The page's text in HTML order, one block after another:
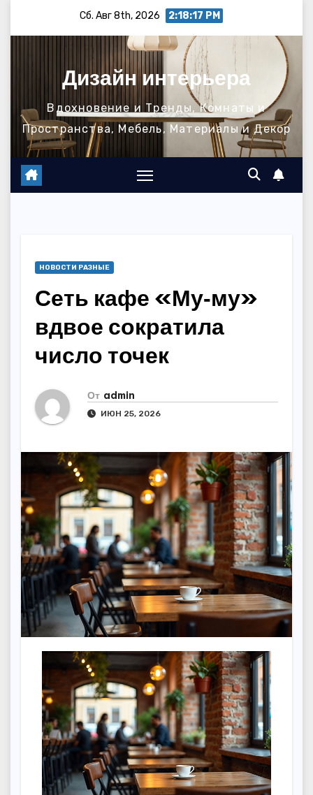
Сб. Авг 8th, 2026 2:18:18 PM
Дизайн интерьера
Вдохновение и Тренды, Комнаты и
Пространства, Мебель, Материалы и Декор
НОВОСТИ РАЗНЫЕ
Сеть кафе «Му‑му»
вдвое сократила
число точек
От admin
ИЮН 25, 2026